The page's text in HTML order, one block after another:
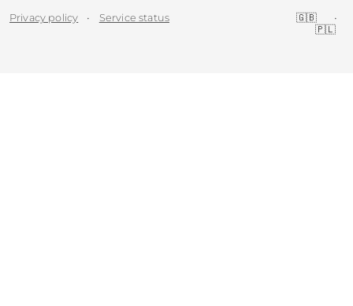
Privacy policy • Service status 🇬🇧
•
🇵🇱